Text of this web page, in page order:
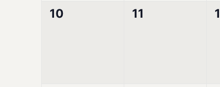
0
10
0
11